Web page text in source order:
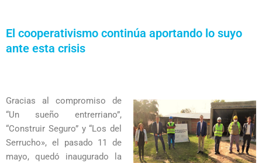
El cooperativismo continúa aportando lo suyo
ante esta crisis
Gracias al compromiso de
“Un sueño entrerriano”,
“Construir Seguro” y “Los del
Serrucho», el pasado 11 de
mayo, quedó inaugurado la